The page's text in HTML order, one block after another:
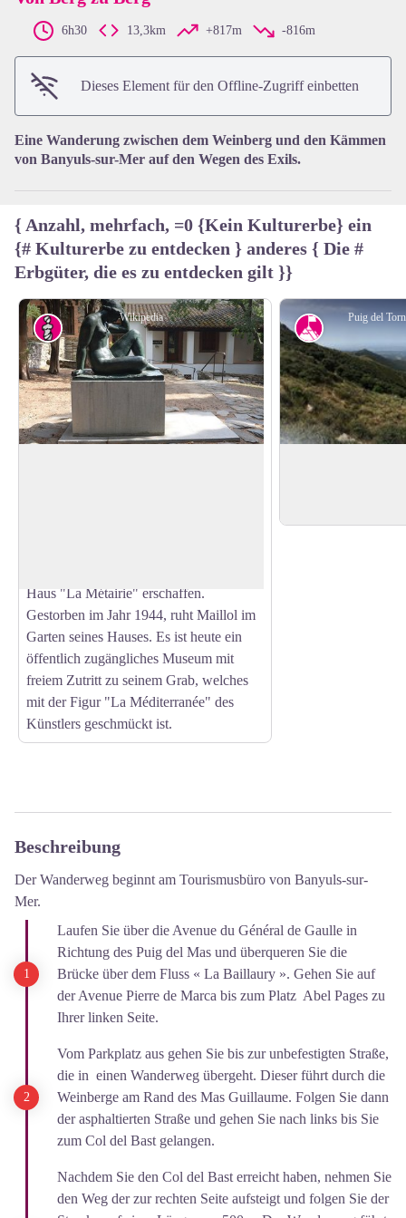
View picture in full screen
6h30 13,3km +817m -816m
Dieses Element für den Offline-Zugriff einbetten
Eine Wanderung zwischen dem Weinberg und den Kämmen
von Banyuls-sur-Mer auf den Wegen des Exils.
{ Anzahl, mehrfach, =0 {Kein Kulturerbe} ein
{# Kulturerbe zu entdecken } anderes { Die #
Erbgüter, die es zu entdecken gilt }}
Wikipedia
View picture in full screen
Haus "La Métairie" erschaffen.
Gestorben im Jahr 1944, ruht Maillol im
Garten seines Hauses. Es ist heute ein
öffentlich zugängliches Museum mit
freiem Zutritt zu seinem Grab, welches
mit der Figur "La Méditerranée" des
Künstlers geschmückt ist.
Puig del
Beschreibung
Der Wanderweg beginnt am Tourismusbüro von Banyuls-sur-
Mer.
Laufen Sie über die Avenue du Général de Gaulle in
Richtung des Puig del Mas und überqueren Sie die
Brücke über dem Fluss « La Baillaury ». Gehen Sie auf
der Avenue Pierre de Marca bis zum Platz Abel Pages zu
Ihrer linken Seite.
Vom Parkplatz aus gehen Sie bis zur unbefestigten Straße,
die in einen Wanderweg übergeht. Dieser führt durch die
Weinberge am Rand des Mas Guillaume. Folgen Sie dann
der asphaltierten Straße und gehen Sie nach links bis Sie
zum Col del Bast gelangen.
Nachdem Sie den Col del Bast erreicht haben, nehmen Sie
den Weg der zur rechten Seite aufsteigt und folgen Sie der